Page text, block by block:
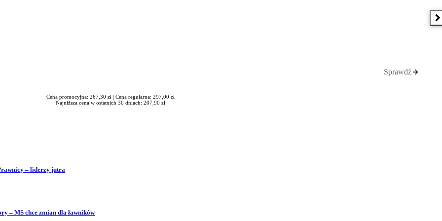
Sprawdź
Cena promocyjna: 267,30 zł | Cena regularna: 297,00 zł
Najniższa cena w ostatnich 30 dniach: 207,90 zł
– liderzy jutra
– MS chce zmian dla ławników